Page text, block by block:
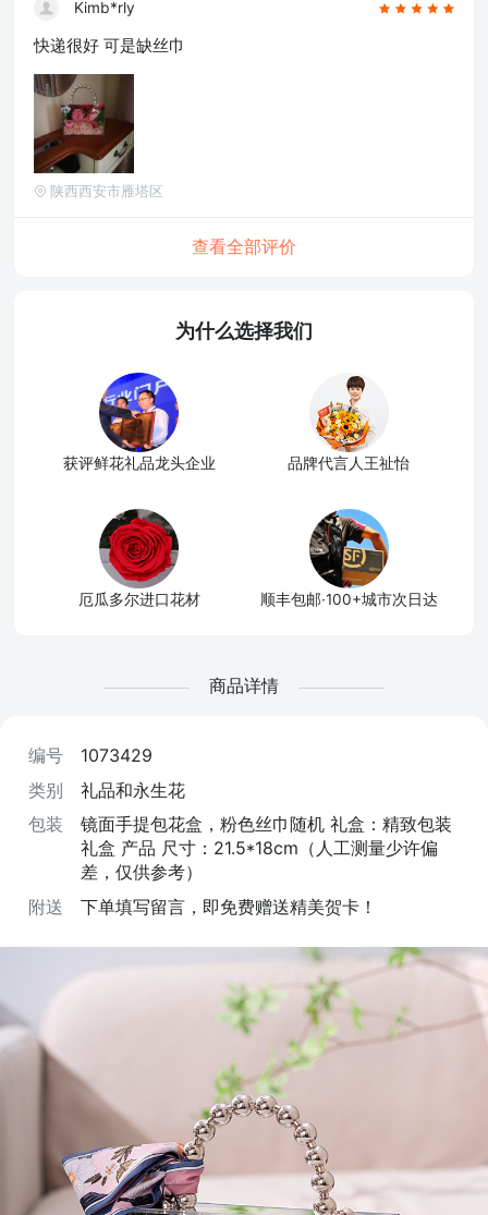
Kimb*rly
快递很好 可是缺丝巾
陕西西安市雁塔区
查看全部评价
为什么选择我们
获评鲜花礼品龙头企业 品牌代言人王祉怡
厄瓜多尔进口花材 顺丰包邮·100+城市次日达
商品详情
编号
1073429
类别
礼品和永生花
包装
镜面手提包花盒，粉色丝巾随机 礼盒：精致包装
礼盒 产品 尺寸：21.5*18cm（人工测量少许偏
差，仅供参考）
附送
下单填写留言，即免费赠送精美贺卡！